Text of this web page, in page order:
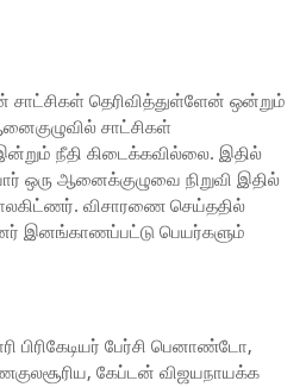
தெரிவித்துள்ளேன் ஒன்றும்
சாட்சிகள்
நீதி கிடைக்கவில்லை. இதில்
ஒரு ஆனைக்குழுவை நிறுவி இதில்
விசாரணை செய்ததில்
இனங்காணப்பட்டு பெயர்களும்
பிரிகேடியர் பேர்சி பெனாண்டோ,
கேப்டன் விஜயநாயக்க